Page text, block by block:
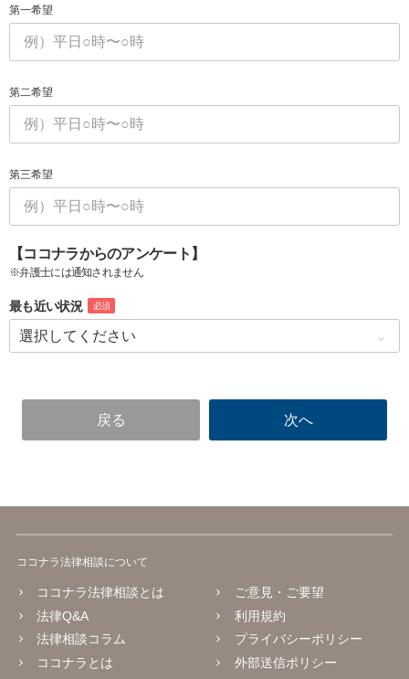
第一希望
第二希望
第三希望
【ココナラからのアンケート】
※弁護士には通知されません
最も近い状況 必須
ココナラ法律相談について
ココナラ法律相談とは
法律Q&A
法律相談コラム
ココナラとは
ご意見・ご要望
利用規約
プライバシーポリシー
外部送信ポリシー